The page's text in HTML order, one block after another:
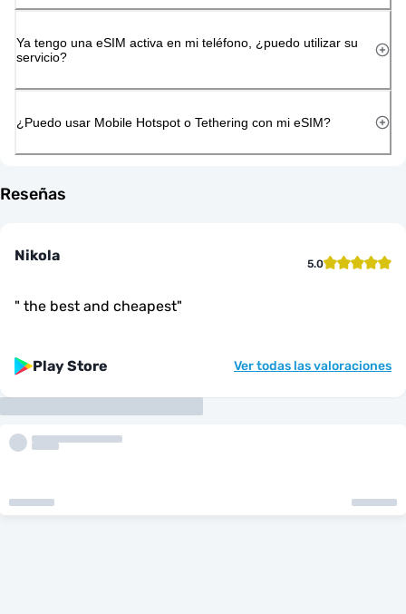
Ya tengo una eSIM activa en mi teléfono, ¿puedo utilizar su
servicio?
¿Puedo usar Mobile Hotspot o Tethering con mi eSIM?
Reseñas
Nikola 5.0
" the best and cheapest"
Play Store Ver todas las valoraciones